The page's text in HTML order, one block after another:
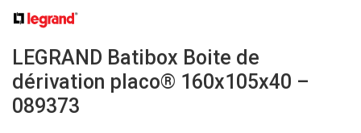
LEGRAND Batibox Boite de
dérivation placo® 160x105x40 –
089373